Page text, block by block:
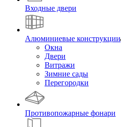
Входные двери
Алюминиевые конструкции
Окна
Двери
Витражи
Зимние сады
Перегородки
Противопожарные фонари